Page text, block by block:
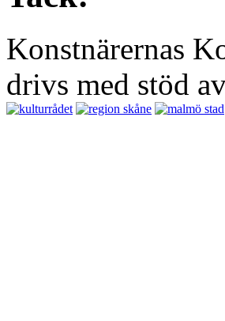
Konstnärernas
drivs med stöd